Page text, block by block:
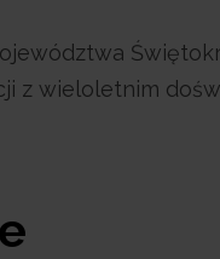
z wieloletnim